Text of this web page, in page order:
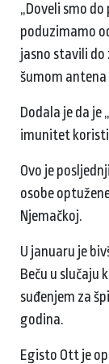
„Doveli smo
poduzimamo
jasno stavili do
šumom antena
Dodala je da
imunitet koristi
Ovo je
osobe
Njemačkoj.
U januaru je
Beču u slučaju
suđenjem za
godina.
Egisto Ott je